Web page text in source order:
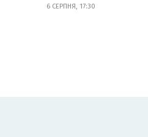
6 СЕРПНЯ, 17:30